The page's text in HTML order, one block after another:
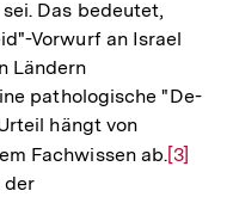
Das bedeutet,
Vorwurf an Israel
Ländern
pathologische "De-
hängt von
Fachwissen ab.Zur
[3]
der